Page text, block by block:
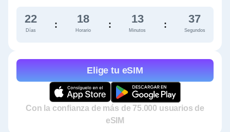
22
Días
: 18
Horario
: 13
Minutos
: 36
Segundos
Elige tu eSIM
Con la confianza de más de 75.000 usuarios de
eSIM